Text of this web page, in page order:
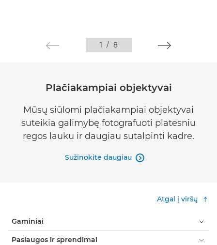
1 / 8
Plačiakampiai objektyvai
Mūsų siūlomi plačiakampiai objektyvai
suteikia galimybę fotografuoti platesniu
regos lauku ir daugiau sutalpinti kadre.
Sužinokite daugiau 
Atgal į viršų
Gaminiai
Paslaugos ir sprendimai